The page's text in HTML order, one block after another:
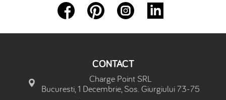
CONTACT
Charge Point SRL
Bucuresti, 1 Decembrie, Sos. Giurgiului 73-75